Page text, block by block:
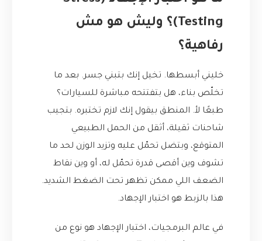
Testing)؟ وليش هو مش
رفاهية؟
خليني أبسطها. تخيل إنك بتبني جسر. بعد ما
تخلّص بناء، هل بتفتتحه مباشرة للسيارات؟
طبعًا لأ. المنطق بيقول إنك لازم تختبره. بتجيب
شاحنات ثقيلة، أثقل من الحمل الطبيعي
المتوقع، وبتضل تحمّل عليه وتزيد الوزن لحد ما
تشوف وين أقصى قدرة تحمّل له، أو وين نقاط
الضعف اللي ممكن تظهر تحت الضغط الشديد.
هذا بالزبط هو اختبار الإجهاد.
في عالم البرمجيات، اختبار الإجهاد هو نوع من